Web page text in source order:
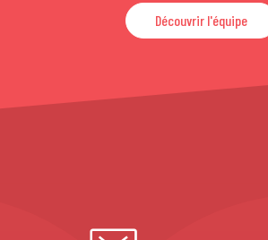
Découvrir l'équipe